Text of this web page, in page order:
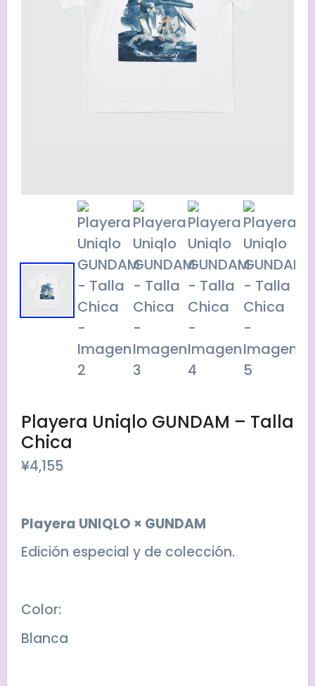
Playera Uniqlo GUNDAM – Talla
Chica
¥4,155
Playera UNIQLO × GUNDAM
Edición especial y de colección.
Color:
Blanca